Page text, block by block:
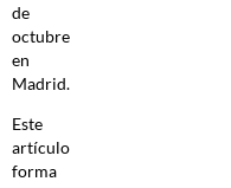
de
octubre
en
Madrid.
Este
artículo
forma